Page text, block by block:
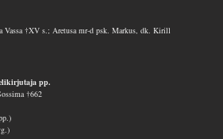
Vassa †XV s.; Aretusa mr-d psk. Markus, dk. Kirill
pp.
†662